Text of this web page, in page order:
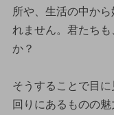
所や、生活の中か
れません。君たち
か？
そうすることで目
回りにあるものの魅